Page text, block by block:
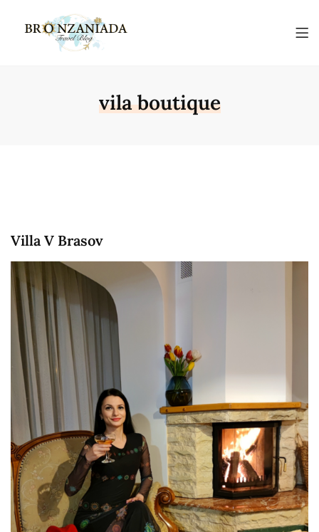
vila boutique
Villa V Brasov